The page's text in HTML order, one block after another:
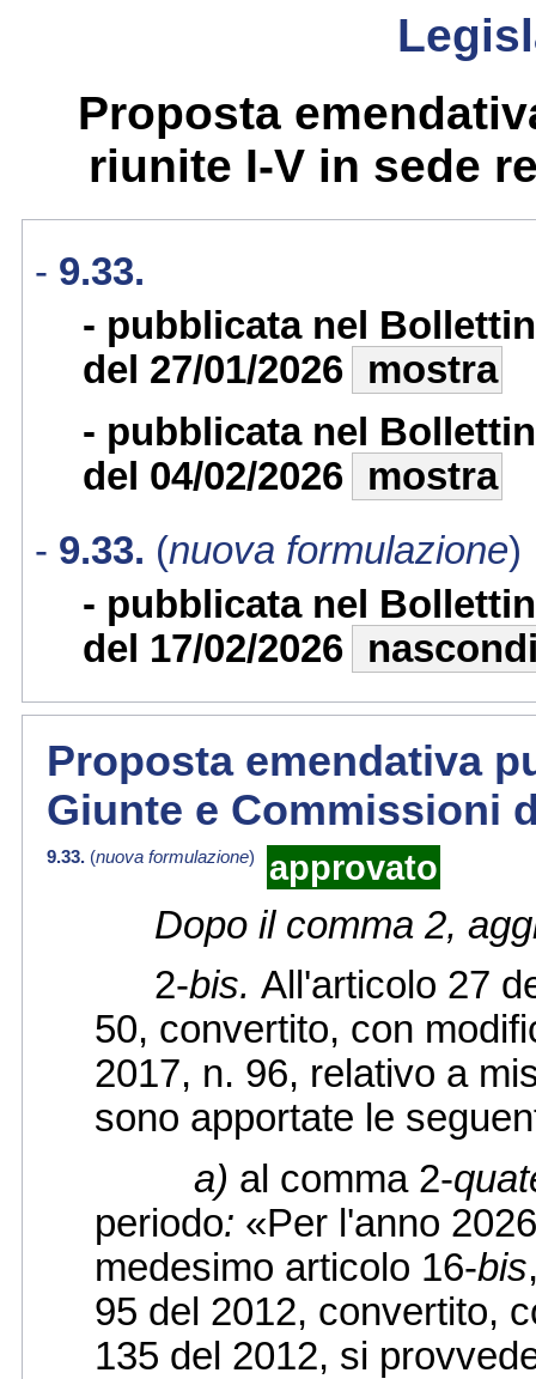
Proposta
riunite I-V in sede
9.33.
pubblicata nel
del 27/01/2026
mostra
pubblicata nel
del 04/02/2026
mostra
9.33. (nuova formulazione)
pubblicata nel
del 17/02/2026
Proposta emendativa
Giunte e Commissioni
9.33. (nuova formulazione) approvato
Dopo il comma 2,
2-bis. All'articolo 27
50, convertito, con
2017, n. 96, relativo a
sono apportate le
a) al comma 2-
periodo: «Per l'anno
medesimo articolo 16-bis
95 del 2012, convertito,
135 del 2012, si